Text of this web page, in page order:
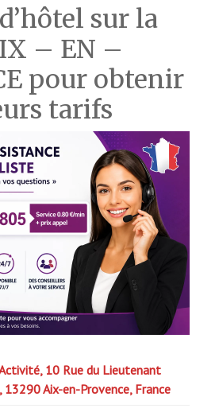
sur la
– EN –
pour obtenir
tarifs
10 Rue du Lieutenant
13290 Aix-en-Provence, France